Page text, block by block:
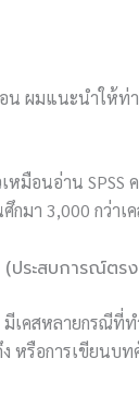
น ผมแนะนำให้ท่
มือนอ่าน SPSS
มา 3,000 กว่าเ
ประสบการณ์ตร
เคสหลายกรณีที่
หรือการเขียน